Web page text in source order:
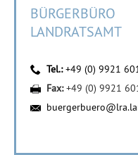
BÜRGERBÜRO
LANDRATSAMT
Tel.:+49 (0) 9921
Fax:+49 (0) 9921